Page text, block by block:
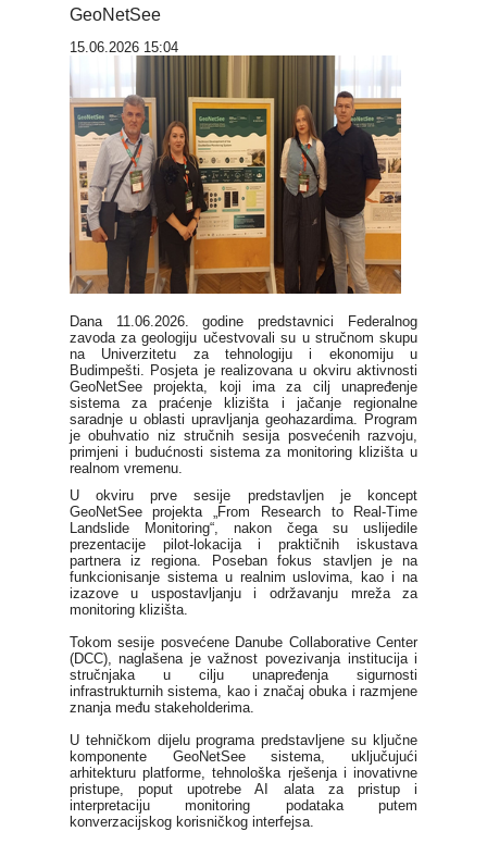
GeoNetSee
15.06.2026 15:04
Dana 11.06.2026. godine predstavnici Federalnog
zavoda za geologiju učestvovali su u stručnom skupu
na Univerzitetu za tehnologiju i ekonomiju u
Budimpešti. Posjeta je realizovana u okviru aktivnosti
GeoNetSee projekta, koji ima za cilj unapređenje
sistema za praćenje klizišta i jačanje regionalne
saradnje u oblasti upravljanja geohazardima. Program
je obuhvatio niz stručnih sesija posvećenih razvoju,
primjeni i budućnosti sistema za monitoring klizišta u
realnom vremenu.
U okviru prve sesije predstavljen je koncept
GeoNetSee projekta „From Research to Real-Time
Landslide Monitoring“, nakon čega su uslijedile
prezentacije pilot-lokacija i praktičnih iskustava
partnera iz regiona. Poseban fokus stavljen je na
funkcionisanje sistema u realnim uslovima, kao i na
izazove u uspostavljanju i održavanju mreža za
monitoring klizišta.
Tokom sesije posvećene Danube Collaborative Center
(DCC), naglašena je važnost povezivanja institucija i
stručnjaka u cilju unapređenja sigurnosti
infrastrukturnih sistema, kao i značaj obuka i razmjene
znanja među stakeholderima.
U tehničkom dijelu programa predstavljene su ključne
komponente GeoNetSee sistema, uključujući
arhitekturu platforme, tehnološka rješenja i inovativne
pristupe, poput upotrebe AI alata za pristup i
interpretaciju monitoring podataka putem
konverzacijskog korisničkog interfejsa.